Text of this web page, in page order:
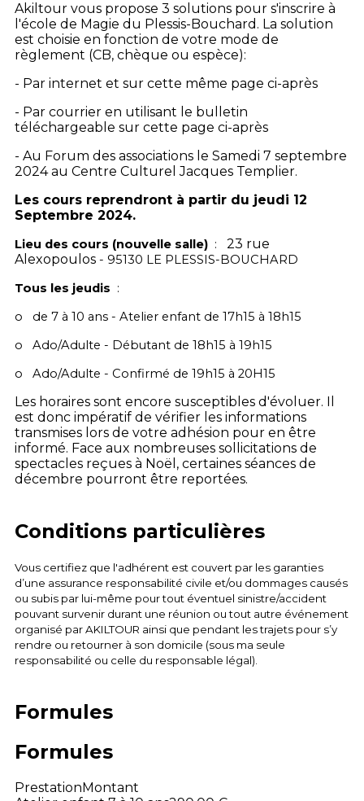
Akiltour vous propose 3 solutions pour s'inscrire à
l'école de Magie du Plessis-Bouchard. La solution
est choisie en fonction de votre mode de
règlement (CB, chèque ou espèce):
- Par internet et sur cette même page ci-après
- Par courrier en utilisant le bulletin
téléchargeable sur cette page ci-après
- Au Forum des associations le Samedi 7 septembre
2024 au Centre Culturel Jacques Templier.
Les cours reprendront à partir du jeudi 12
Septembre 2024.
Lieu des cours (nouvelle salle) :
23 rue
Alexopoulos - 95130 LE PLESSIS-BOUCHARD
Tous les jeudis :
o de 7 à 10 ans - Atelier enfant de 17h15 à 18h15
o Ado/Adulte - Débutant de 18h15 à 19h15
o Ado/Adulte - Confirmé de 19h15 à 20H15
Les horaires sont encore susceptibles d'évoluer. Il
est donc impératif de vérifier les informations
transmises lors de votre adhésion pour en être
informé. Face aux nombreuses sollicitations de
spectacles reçues à Noël, certaines séances de
décembre pourront être reportées.
Conditions particulières
Vous certifiez que l'adhérent est couvert par les garanties
d’une assurance responsabilité civile et/ou dommages causés
ou subis par lui-même pour tout éventuel sinistre/accident
pouvant survenir durant une réunion ou tout autre événement
organisé par AKILTOUR ainsi que pendant les trajets pour s’y
rendre ou retourner à son domicile (sous ma seule
responsabilité ou celle du responsable légal).
Formules
Formules
PrestationMontant